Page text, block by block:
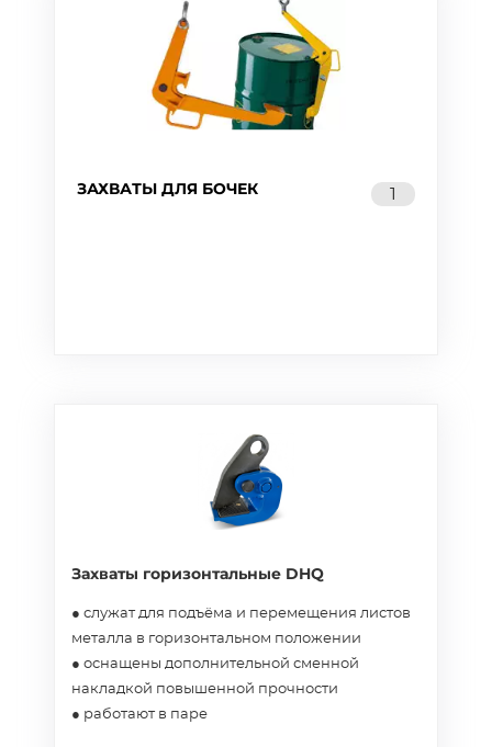
ЗАХВАТЫ ДЛЯ БОЧЕК 1
Захваты горизонтальные DHQ
● служат для подъёма и перемещения листов
металла в горизонтальном положении
● оснащены дополнительной сменной
накладкой повышенной прочности
● работают в паре